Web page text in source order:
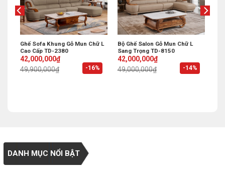
-16%
Ghế Sofa Khung Gỗ Mun Chữ L
Cao Cấp TD-2380
49,900,000₫
Original
price
was:
42,000,000₫
Current
price
is:
-14%
Bộ Ghế Salon Gỗ Mun Chữ L
Sang Trọng TD-8150
49,000,000₫
Original
price
was:
42,000,000₫
Current
price
is:
DANH MỤC NỔI BẬT